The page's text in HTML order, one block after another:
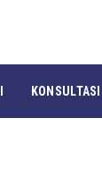
KONSULTASI